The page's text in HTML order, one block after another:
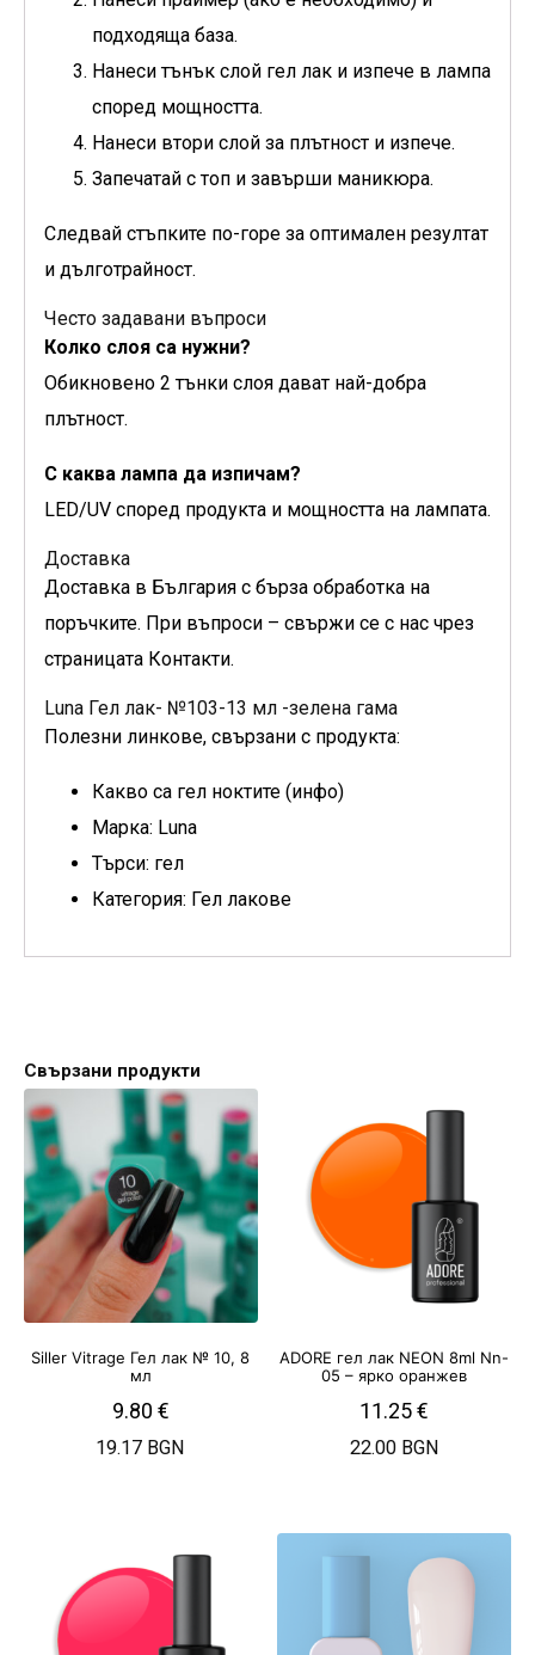
подходяща база.
Нанеси тънък слой гел лак и изпече в лампа
според мощността.
Нанеси втори слой за плътност и изпече.
Запечатай с топ и завърши маникюра.
Следвай стъпките по-горе за оптимален резултат
и дълготрайност.
Често задавани въпроси
Колко слоя са нужни?
Обикновено 2 тънки слоя дават най-добра
плътност.
С каква лампа да изпичам?
LED/UV според продукта и мощността на лампата.
Доставка
Доставка в България с бърза обработка на
поръчките. При въпроси – свържи се с нас чрез
страницата Контакти.
Luna Гел лак- №103-13 мл -зелена гама
Полезни линкове, свързани с продукта:
Какво са гел ноктите (инфо)
Марка: Luna
Търси: гел
Категория: Гел лакове
Свързани продукти
Siller Vitrage Гел лак № 10, 8
мл
9.80 €
19.17 BGN
ADORE гел лак NEON 8ml Nn-
05 – ярко оранжев
11.25€
22.00 BGN